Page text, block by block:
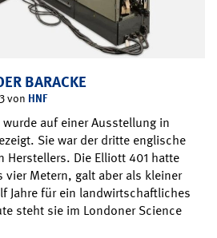
BARACKE
von HNF
wurde auf einer Ausstellung in
Sie war der dritte englische
Herstellers. Die Elliott 401 hatte
vier Metern, galt aber als kleiner
Jahre für ein landwirtschaftliches
steht sie im Londoner Science